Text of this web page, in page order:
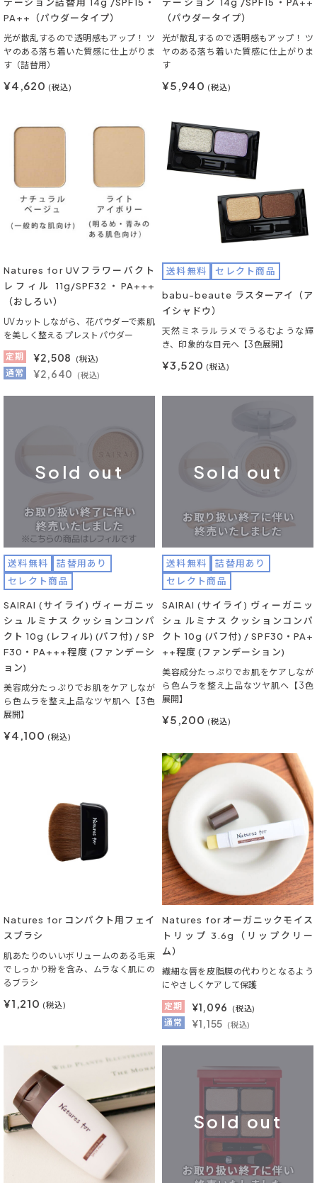
PA++（パウダータイプ）
光が散乱するので透明感もアップ！ ツ
ヤのある落ち着いた質感に仕上がりま
す（詰替用）
¥4,620 (税込)
（パウダータイプ）
光が散乱するので透明感もアップ！ ツ
ヤのある落ち着いた質感に仕上がりま
す
¥5,940 (税込)
Natures for UVフラワーパクト
レフィル 11g/SPF32・PA+++
（おしろい）
UVカットしながら、花パウダーで素肌
を美しく整えるプレストパウダー
定期
¥2,508 (税込)
通常 ¥2,640 (税込)
送料無料 セレクト商品
babu-beaute ラスターアイ（ア
イシャドウ）
天然ミネラルラメでうるむような輝
き、印象的な目元へ【3色展開】
¥3,520 (税込)
Sold out
送料無料
詰替用あり
セレクト商品
SAIRAI (サイライ) ヴィーガニッ
シュ ルミナス クッションコンパ
クト 10g (レフィル) (パフ付) / SP
F30・PA+++程度 (ファンデーシ
ョン)
美容成分たっぷりでお肌をケアしなが
ら色ムラを整え上品なツヤ肌へ【3色
展開】
¥4,100 (税込)
Sold out
送料無料
詰替用あり
セレクト商品
SAIRAI (サイライ) ヴィーガニッ
シュ ルミナス クッションコンパ
クト 10g (パフ付) / SPF30・PA+
++程度 (ファンデーション)
美容成分たっぷりでお肌をケアしなが
ら色ムラを整え上品なツヤ肌へ【3色
展開】
¥5,200 (税込)
Natures for コンパクト用フェイ
スブラシ
肌あたりのいいボリュームのある毛束
でしっかり粉を含み、ムラなく肌にの
るブラシ
¥1,210 (税込)
Natures for オーガニックモイス
トリップ 3.6g（リップクリー
ム）
繊細な唇を皮脂膜の代わりとなるよう
にやさしくケアして保護
定期
¥1,096 (税込)
通常 ¥1,155 (税込)
Sold out